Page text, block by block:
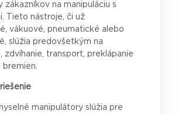
zákazníkov na manipuláciu s
Tieto nástroje, či už
vákuové, pneumatické alebo
slúžia predovšetkým na
zdvíhanie, transport, preklápanie
bremien.
riešenie
manipulátory slúžia pre